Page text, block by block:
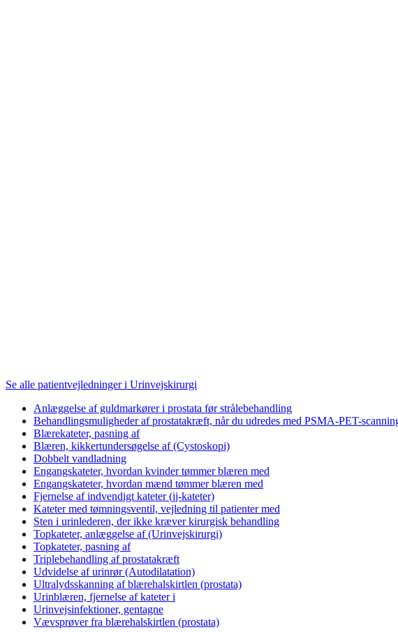
Se alle patientvejledninger i Urinvejskirurgi
Anlæggelse af guldmarkører i prostata før strålebehandling
Behandlingsmuligheder af prostatakræft, når du udredes med PSMA-PET-
Blærekateter, pasning af
Blæren, kikkertundersøgelse af (Cystoskopi)
Dobbelt vandladning
Engangskateter, hvordan kvinder tømmer blæren med
Engangskateter, hvordan mænd tømmer blæren med
Fjernelse af indvendigt kateter (jj-kateter)
Kateter med tømningsventil, vejledning til patienter med
Sten i urinlederen, der ikke kræver kirurgisk behandling
Topkateter, anlæggelse af (Urinvejskirurgi)
Topkateter, pasning af
Triplebehandling af prostatakræft
Udvidelse af urinrør (Autodilatation)
Ultralydsskanning af blærehalskirtlen (prostata)
Urinblæren, fjernelse af kateter i
Urinvejsinfektioner, gentagne
Vævsprøver fra blærehalskirtlen (prostata)